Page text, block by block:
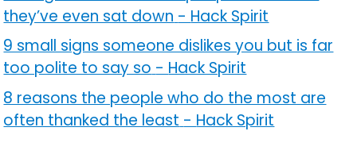
they’ve even sat down - Hack Spirit
9 small signs someone dislikes you but is far
too polite to say so-Hack Spirit
8 reasons the people who do the most are
often thanked the least - Hack Spirit